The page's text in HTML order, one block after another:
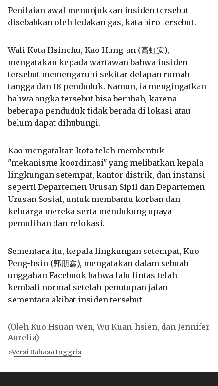
Penilaian awal menunjukkan insiden tersebut
disebabkan oleh ledakan gas, kata biro tersebut.
Wali Kota Hsinchu, Kao Hung-an (高虹安),
mengatakan kepada wartawan bahwa insiden
tersebut memengaruhi sekitar delapan rumah
tangga dan 18 penduduk. Namun, ia mengingatkan
bahwa angka tersebut bisa berubah, karena
beberapa penduduk tidak berada di lokasi atau
belum dapat dihubungi.
Kao mengatakan kota telah membentuk
"mekanisme koordinasi" yang melibatkan kepala
lingkungan setempat, kantor distrik, dan instansi
seperti Departemen Urusan Sipil dan Departemen
Urusan Sosial, untuk membantu korban dan
keluarga mereka serta mendukung upaya
pemulihan dan relokasi.
Sementara itu, kepala lingkungan setempat, Kuo
Peng-hsin (郭朋鑫), mengatakan dalam sebuah
unggahan Facebook bahwa lalu lintas telah
kembali normal setelah penutupan jalan
sementara akibat insiden tersebut.
(Oleh Kuo Hsuan-wen, Wu Kuan-hsien, dan Jennifer
Aurelia)
>Versi Bahasa Inggris